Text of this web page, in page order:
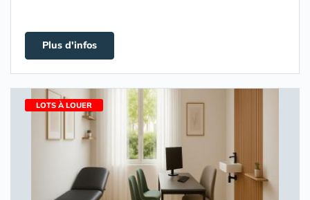
Plus d'infos
LOTS À LOUER